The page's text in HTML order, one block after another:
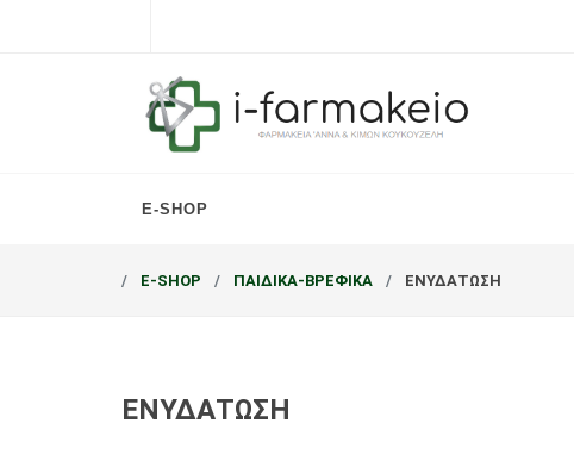
E-SHOP
E-SHOP ΠΑΙΔΙΚΑ-ΒΡΕΦΙΚΑ ΕΝΥΔΑΤΩΣΗ
ΕΝΥΔΑΤΩΣΗ